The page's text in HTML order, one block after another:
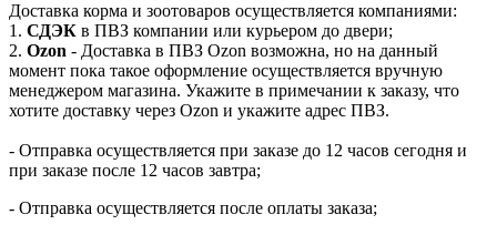
Доставка корма и зоотоваров осуществляется компаниями:
1. СДЭК в ПВЗ компании или курьером до двери;
2. Ozon - Доставка в ПВЗ Ozon возможна, но на данный
момент пока такое оформление осуществляется вручную
менеджером магазина. Укажите в примечании к заказу, что
хотите доставку через Ozon и укажите адрес ПВЗ.
- Отправка осуществляется при заказе до 12 часов сегодня и
при заказе после 12 часов завтра;
- Отправка осуществляется после оплаты заказа;